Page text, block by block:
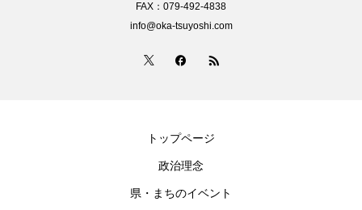
FAX：079-492-4838
info@oka-tsuyoshi.com
トップページ
政治理念
県・まちのイベント